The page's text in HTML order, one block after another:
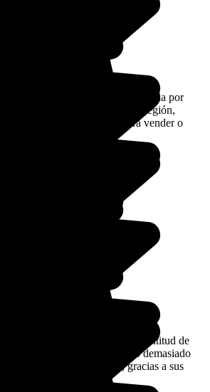
se celebra los jueves por la mañana por
todos los habitantes de la región,
acude desde muy lejos para vender o
agradable de la Sierra. Su altitud de
inviernos suaves y veranos no demasiado
la que es agradable vivir, gracias a sus
y a su clima.